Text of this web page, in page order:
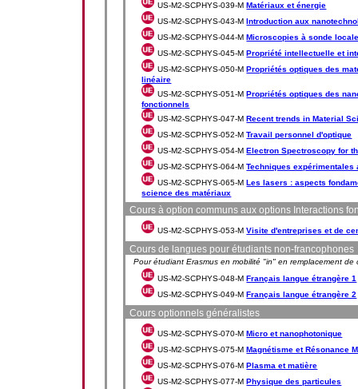
US-M2-SCPHYS-039-MMatériaux et énergie
US-M2-SCPHYS-043-MIntroduction aux
US-M2-SCPHYS-044-MMicroscopies à sonde
US-M2-SCPHYS-045-MPropriété intellectuelle et
US-M2-SCPHYS-050-MPropriétés optiques des
linéaire
US-M2-SCPHYS-051-MPropriétés optiques des
fonctionnels
US-M2-SCPHYS-047-MRecent trends in Material
US-M2-SCPHYS-052-MTravail personnel d'optique
US-M2-SCPHYS-054-MElectron Spectroscopy for
US-M2-SCPHYS-064-MTechniques
US-M2-SCPHYS-065-MLes lasers : aspects
science des matériaux
Cours à option communs aux options Interactions
US-M2-SCPHYS-053-MVisite d'entreprises et de
Cours de langues pour étudiants non-francophones
Pour étudiant Erasmus en mobilité "in" en remplacement de
US-M2-SCPHYS-048-MFrançais langue étrangère 1
US-M2-SCPHYS-049-MFrançais langue étrangère 2
Cours optionnels généralistes
US-M2-SCPHYS-070-MMicro et nanophotonique
US-M2-SCPHYS-075-MMagnétisme et Résonance
US-M2-SCPHYS-076-MPlasma et matière
US-M2-SCPHYS-077-MPhysique des particules